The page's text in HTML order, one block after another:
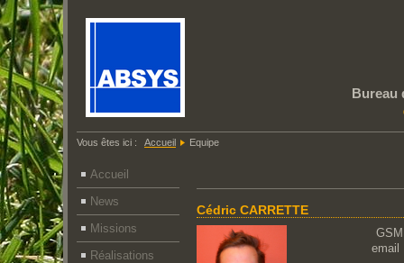
Bureau
Vous êtes ici : Accueil Equipe
Accueil
News
Missions
Réalisations
Cédric CARRETTE